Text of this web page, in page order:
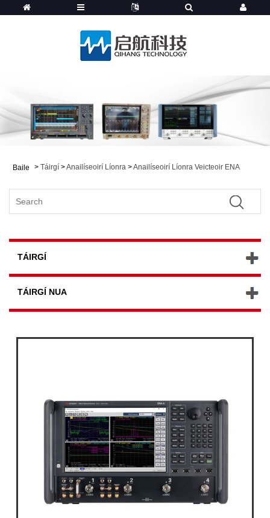
Baile > Táirgí >Anailíseoirí Líonra >Anailíseoirí Líonra Veicteoir ENA
TÁIRGÍ
TÁIRGÍ NUA